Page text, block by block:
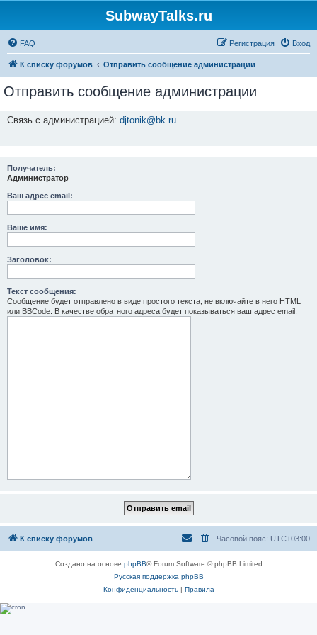
SubwayTalks.ru
FAQ Вход
Регистрация
К списку форумов Отправить сообщение администрации
Отправить сообщение администрации
Связь с администрацией: djtonik@bk.ru
Получатель:
Администратор
Ваш адрес email:
Ваше имя:
Заголовок:
Текст сообщения:
Сообщение будет отправлено в виде простого текста, не включайте в него HTML
или BBCode. В качестве обратного адреса будет показываться ваш адрес email.
К списку форумов Часовой пояс: UTC+03:00
Создано на основе phpBB® Forum Software © phpBB Limited
Русская поддержка phpBB
Конфиденциальность| Правила